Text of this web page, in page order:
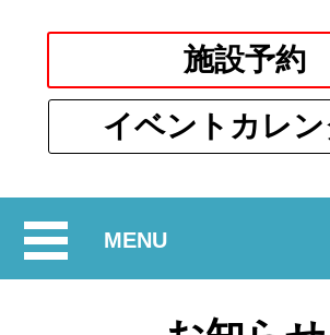
施設予約別
イベント カレ
MENU開
閉